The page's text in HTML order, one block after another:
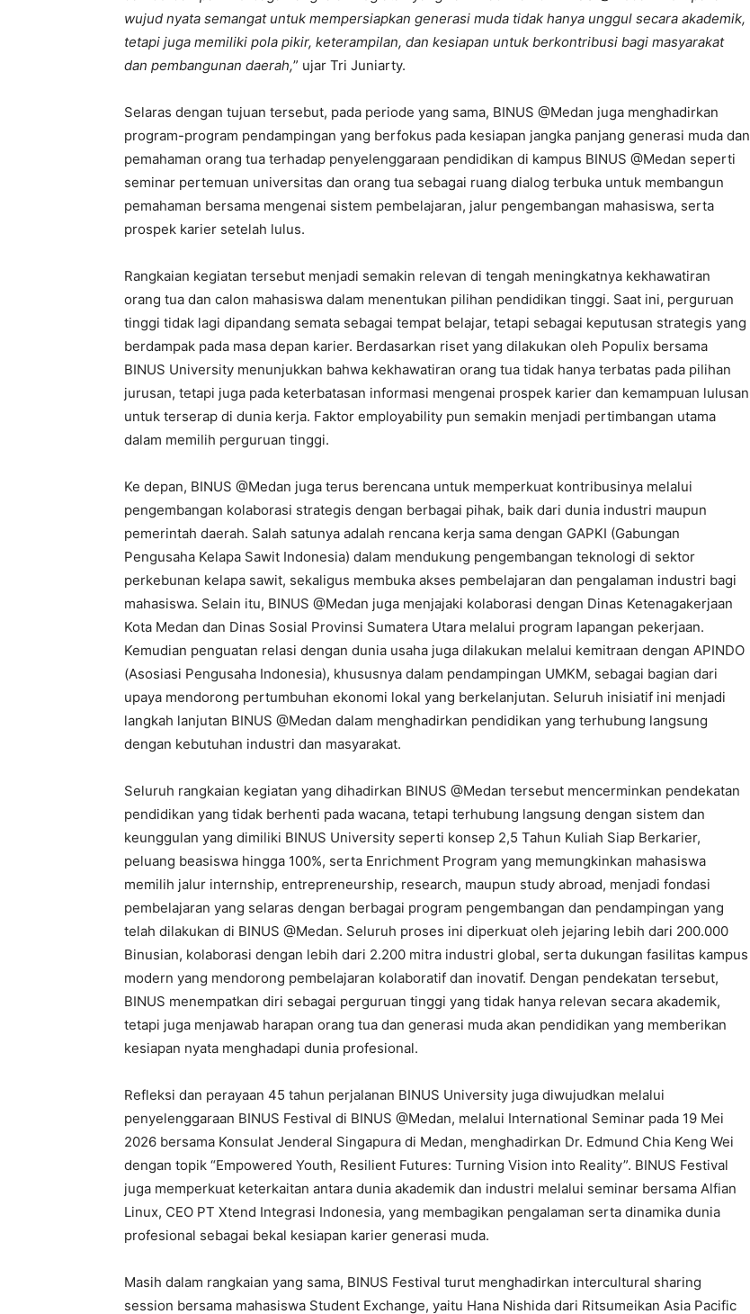
wujud nyata semangat untuk mempersiapkan generasi muda tidak hanya unggul secara akademik,
tetapi juga memiliki pola pikir, keterampilan, dan kesiapan untuk berkontribusi bagi masyarakat
dan pembangunan daerah,” ujar Tri Juniarty.
Selaras dengan tujuan tersebut, pada periode yang sama, BINUS @Medan juga menghadirkan
program-program pendampingan yang berfokus pada kesiapan jangka panjang generasi muda dan
pemahaman orang tua terhadap penyelenggaraan pendidikan di kampus BINUS @Medan seperti
seminar pertemuan universitas dan orang tua sebagai ruang dialog terbuka untuk membangun
pemahaman bersama mengenai sistem pembelajaran, jalur pengembangan mahasiswa, serta
prospek karier setelah lulus.
Rangkaian kegiatan tersebut menjadi semakin relevan di tengah meningkatnya kekhawatiran
orang tua dan calon mahasiswa dalam menentukan pilihan pendidikan tinggi. Saat ini, perguruan
tinggi tidak lagi dipandang semata sebagai tempat belajar, tetapi sebagai keputusan strategis yang
berdampak pada masa depan karier. Berdasarkan riset yang dilakukan oleh Populix bersama
BINUS University menunjukkan bahwa kekhawatiran orang tua tidak hanya terbatas pada pilihan
jurusan, tetapi juga pada keterbatasan informasi mengenai prospek karier dan kemampuan lulusan
untuk terserap di dunia kerja. Faktor employability pun semakin menjadi pertimbangan utama
dalam memilih perguruan tinggi.
Ke depan, BINUS @Medan juga terus berencana untuk memperkuat kontribusinya melalui
pengembangan kolaborasi strategis dengan berbagai pihak, baik dari dunia industri maupun
pemerintah daerah. Salah satunya adalah rencana kerja sama dengan GAPKI (Gabungan
Pengusaha Kelapa Sawit Indonesia) dalam mendukung pengembangan teknologi di sektor
perkebunan kelapa sawit, sekaligus membuka akses pembelajaran dan pengalaman industri bagi
mahasiswa. Selain itu, BINUS @Medan juga menjajaki kolaborasi dengan Dinas Ketenagakerjaan
Kota Medan dan Dinas Sosial Provinsi Sumatera Utara melalui program lapangan pekerjaan.
Kemudian penguatan relasi dengan dunia usaha juga dilakukan melalui kemitraan dengan APINDO
(Asosiasi Pengusaha Indonesia), khususnya dalam pendampingan UMKM, sebagai bagian dari
upaya mendorong pertumbuhan ekonomi lokal yang berkelanjutan. Seluruh inisiatif ini menjadi
langkah lanjutan BINUS @Medan dalam menghadirkan pendidikan yang terhubung langsung
dengan kebutuhan industri dan masyarakat.
Seluruh rangkaian kegiatan yang dihadirkan BINUS @Medan tersebut mencerminkan pendekatan
pendidikan yang tidak berhenti pada wacana, tetapi terhubung langsung dengan sistem dan
keunggulan yang dimiliki BINUS University seperti konsep 2,5 Tahun Kuliah Siap Berkarier,
peluang beasiswa hingga 100%, serta Enrichment Program yang memungkinkan mahasiswa
memilih jalur internship, entrepreneurship, research, maupun study abroad, menjadi fondasi
pembelajaran yang selaras dengan berbagai program pengembangan dan pendampingan yang
telah dilakukan di BINUS @Medan. Seluruh proses ini diperkuat oleh jejaring lebih dari 200.000
Binusian, kolaborasi dengan lebih dari 2.200 mitra industri global, serta dukungan fasilitas kampus
modern yang mendorong pembelajaran kolaboratif dan inovatif. Dengan pendekatan tersebut,
BINUS menempatkan diri sebagai perguruan tinggi yang tidak hanya relevan secara akademik,
tetapi juga menjawab harapan orang tua dan generasi muda akan pendidikan yang memberikan
kesiapan nyata menghadapi dunia profesional.
Refleksi dan perayaan 45 tahun perjalanan BINUS University juga diwujudkan melalui
penyelenggaraan BINUS Festival di BINUS @Medan, melalui International Seminar pada 19 Mei
2026 bersama Konsulat Jenderal Singapura di Medan, menghadirkan Dr. Edmund Chia Keng Wei
dengan topik “Empowered Youth, Resilient Futures: Turning Vision into Reality”. BINUS Festival
juga memperkuat keterkaitan antara dunia akademik dan industri melalui seminar bersama Alfian
Linux, CEO PT Xtend Integrasi Indonesia, yang membagikan pengalaman serta dinamika dunia
profesional sebagai bekal kesiapan karier generasi muda.
Masih dalam rangkaian yang sama, BINUS Festival turut menghadirkan intercultural sharing
session bersama mahasiswa Student Exchange, yaitu Hana Nishida dari Ritsumeikan Asia Pacific